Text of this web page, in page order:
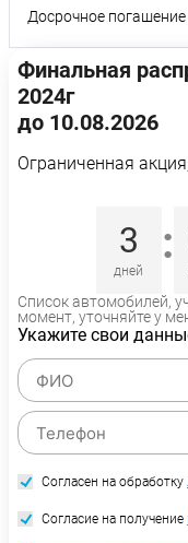
Досрочное погашение
Финальная
2024г
до 10.08.2026
Ограниченная
3
дней
:
Список автомобилей,
момент, уточняйте у
Укажите свои
Согласен на обработку
Согласие на получение